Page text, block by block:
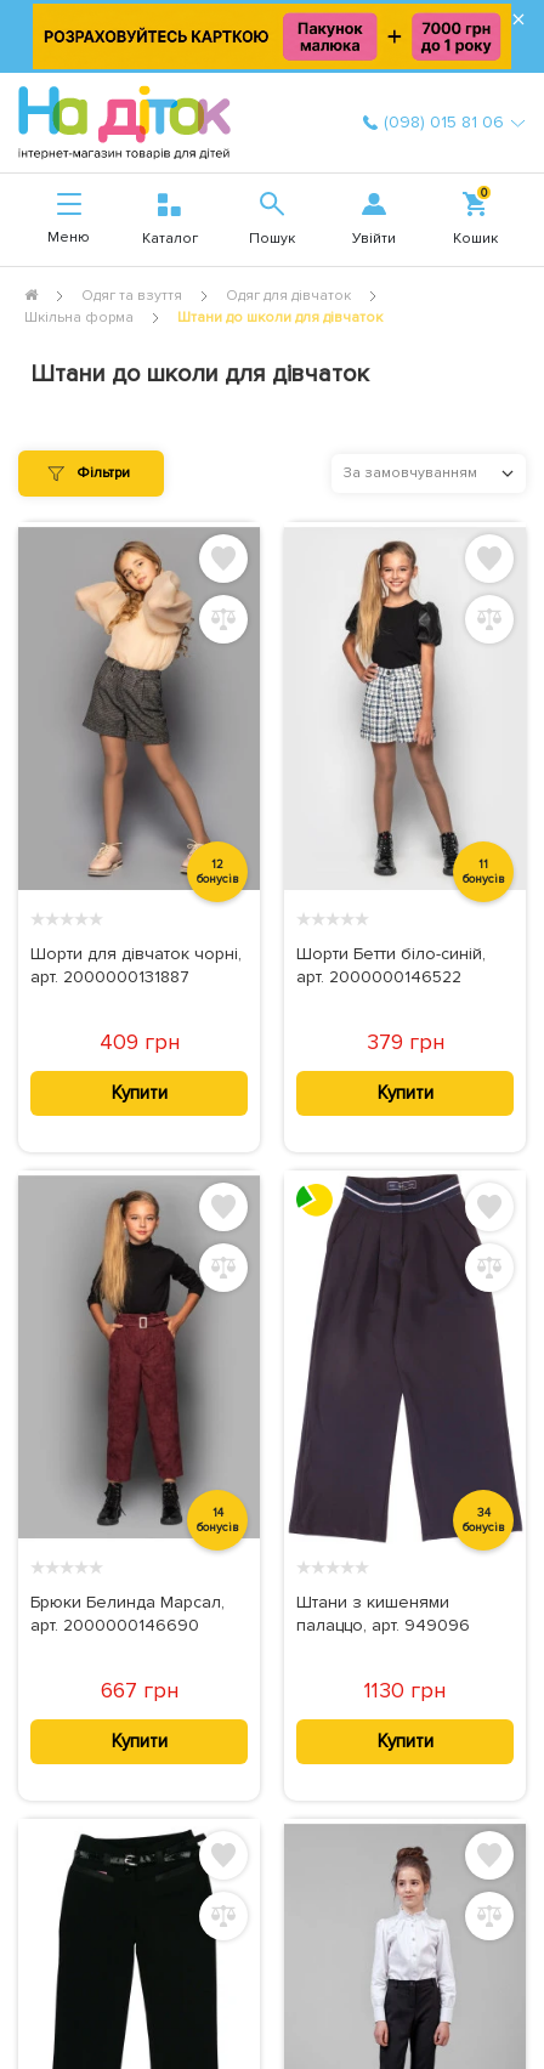
×
(098) 015 81 06
Меню Каталог Пошук Увійти
0
Кошик
Одяг та взуття
Одяг для дівчаток
Шкільна форма
Штани до школи для дівчаток
Штани до школи для дівчаток
Фільтри За замовчуванням
12
бонусів
★★★★★
Шорти для дівчаток чорні,
арт. 2000000131887
409 грн
Купити
11
бонусів
★★★★★
Шорти Бетти біло-синій,
арт. 2000000146522
379 грн
Купити
14
бонусів
★★★★★
Брюки Белинда Марсал,
арт. 2000000146690
667 грн
Купити
34
бонусів
★★★★★
Штани з кишенями
палаццо, арт. 949096
1130 грн
Купити